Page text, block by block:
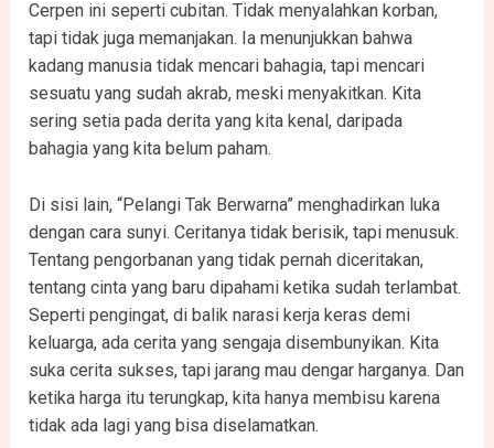
Cerpen ini seperti cubitan. Tidak menyalahkan korban,
tapi tidak juga memanjakan. Ia menunjukkan bahwa
kadang manusia tidak mencari bahagia, tapi mencari
sesuatu yang sudah akrab, meski menyakitkan. Kita
sering setia pada derita yang kita kenal, daripada
bahagia yang kita belum paham.
Di sisi lain, “Pelangi Tak Berwarna” menghadirkan luka
dengan cara sunyi. Ceritanya tidak berisik, tapi menusuk.
Tentang pengorbanan yang tidak pernah diceritakan,
tentang cinta yang baru dipahami ketika sudah terlambat.
Seperti pengingat, di balik narasi kerja keras demi
keluarga, ada cerita yang sengaja disembunyikan. Kita
suka cerita sukses, tapi jarang mau dengar harganya. Dan
ketika harga itu terungkap, kita hanya membisu karena
tidak ada lagi yang bisa diselamatkan.